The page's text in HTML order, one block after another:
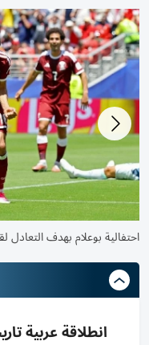
إسماعيل صيباري يحتفل بهدف